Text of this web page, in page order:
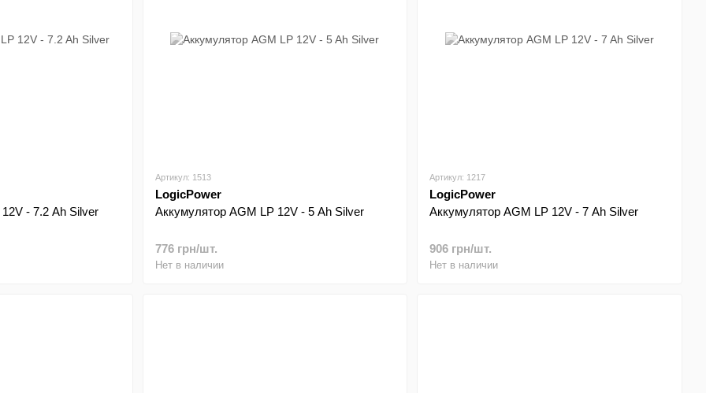
- 7.2 Ah Silver
Артикул: 1513
LogicPower
Аккумулятор AGM LP 12V - 5 Ah Silver
776 грн/шт.
Нет в наличии
Артикул: 1217
LogicPower
Аккумулятор AGM LP 12V - 7 Ah Silver
906 грн/шт.
Нет в наличии